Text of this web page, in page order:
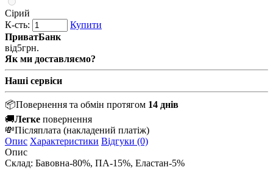
Сірий
К-сть:
Купити
ПриватБанк
від5грн.
Як ми доставляємо?
Наші сервіси
📦Повернення та обмін протягом 14 днів
🚚Легке повернення
💸Післяплата (накладений платіж)
Опис Характеристики Відгуки (0)
Опис
Склад: Бавовна-80%, ПА-15%, Еластан-5%